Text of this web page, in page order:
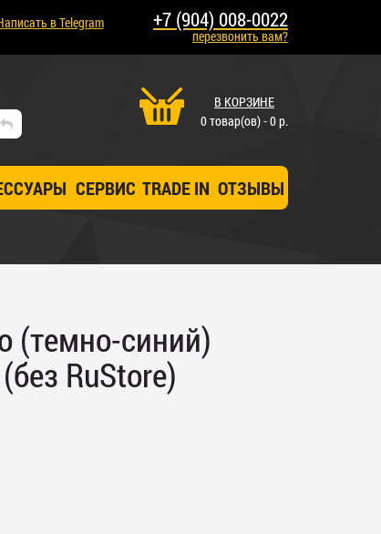
в Telegram +7 (904) 008-0022
перезвонить вам?
В КОРЗИНЕ
0 товар(ов) - 0 р.
СЕРВИС TRADE IN ОТЗЫВЫ
(темно-синий)
RuStore)